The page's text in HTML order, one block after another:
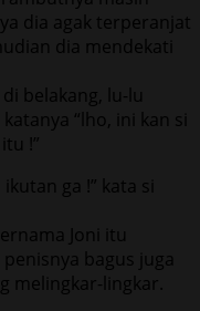
dia agak terperanjat
dia mendekati
belakang, lu-lu
“lho, ini kan si
!”
ga !” kata si
Joni itu
bagus juga
melingkar-lingkar.